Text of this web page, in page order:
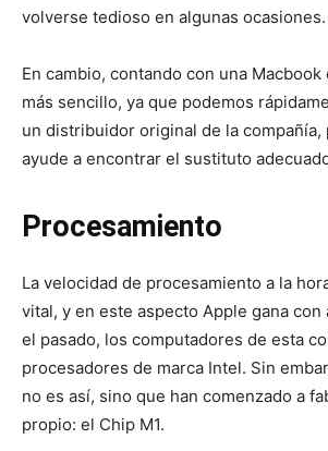
volverse tedioso en algunas ocasiones.
En cambio, contando con una
más sencillo, ya que podemos
un distribuidor original de la compañía,
ayude a encontrar el sustituto
Procesamiento
La velocidad de procesamiento a la
vital, y en este aspecto Apple gana con
el pasado, los computadores de esta
procesadores de marca Intel. Sin
no es así, sino que han comenzado a
propio: el Chip M1.